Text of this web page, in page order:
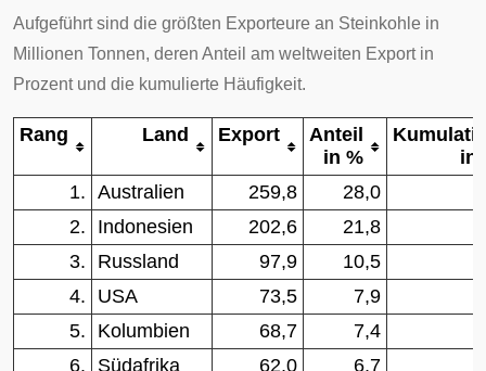
Aufgeführt sind die größten Exporteure an Steinkohle in
Millionen Tonnen, deren Anteil am weltweiten Export in
Prozent und die kumulierte Häufigkeit.
Rang Land Export
Anteil
in %
in
1. Australien 259,8 28,0
2.
Indonesien 202,6 21,8
3.
Russland 97,9 10,5
4.
USA 73,5 7,9
5.
Kolumbien 68,7 7,4
6.
Südafrika 62,0 6,7